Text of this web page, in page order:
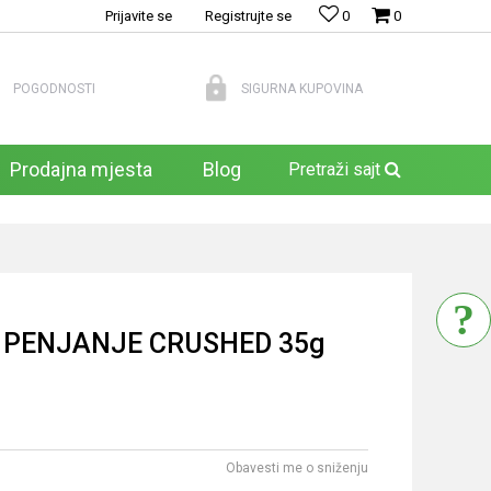
0
0
Prijavite se Registrujte se
POGODNOSTI SIGURNA KUPOVINA
Prodajna mjesta Blog Pretraži sajt
CRUSHED 35g
Obavesti me o sniženju